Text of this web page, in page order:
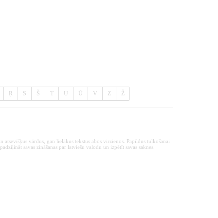
Ŗ S Š T U Ū V Z Ž
vārdus, gan lielākus tekstus abos virzienos. Papildus tulkošanai
savas zināšanas par latviešu valodu un izpētīt savas saknes.